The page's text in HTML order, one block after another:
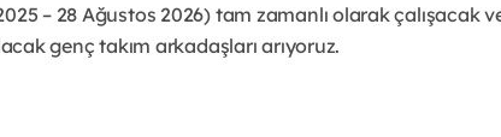
– 28 Ağustos 2026) tam zamanlı olarak çalışacak
genç takım arkadaşları arıyoruz.